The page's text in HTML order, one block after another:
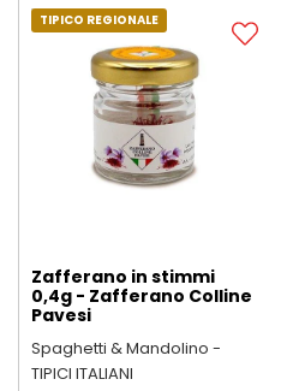
TIPICO REGIONALE
Zafferano in stimmi
0,4g - Zafferano Colline
Pavesi
Spaghetti & Mandolino -
TIPICI ITALIANI